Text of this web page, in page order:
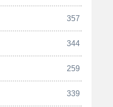
357
344
259
339